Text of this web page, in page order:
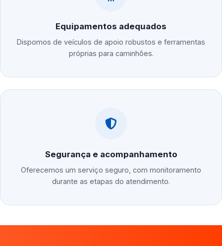
Equipamentos adequados
Dispomos de veículos de apoio robustos e ferramentas
próprias para caminhões.
Segurança e acompanhamento
Oferecemos um serviço seguro, com monitoramento
durante as etapas do atendimento.